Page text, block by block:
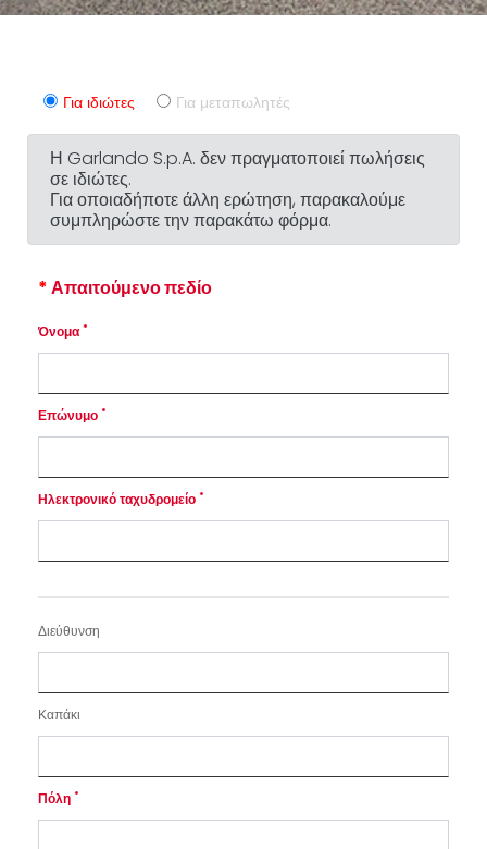
Για ιδιώτες Για μεταπωλητές
Η Garlando S.p.A. δεν πραγματοποιεί πωλήσεις
σε ιδιώτες.
Για οποιαδήποτε άλλη ερώτηση, παρακαλούμε
συμπληρώστε την παρακάτω φόρμα.
Απαιτούμενο πεδίο
Όνομα *
Επώνυμο *
Ηλεκτρονικό ταχυδρομείο *
Διεύθυνση
Καπάκι
Πόλη *